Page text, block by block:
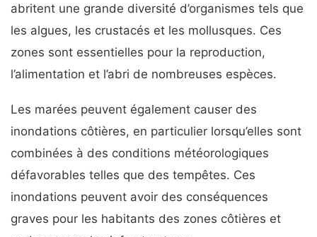
abritent une grande diversité d’organismes tels que
les algues, les crustacés et les mollusques. Ces
zones sont essentielles pour la reproduction,
l’alimentation et l’abri de nombreuses espèces.
Les marées peuvent également causer des
inondations côtières, en particulier lorsqu’elles sont
combinées à des conditions météorologiques
défavorables telles que des tempêtes. Ces
inondations peuvent avoir des conséquences
graves pour les habitants des zones côtières et